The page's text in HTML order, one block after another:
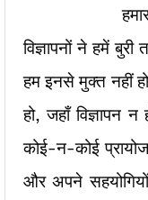
हमारा जीवन
विज्ञापनों ने हमें
हम इनसे मुक्त नहीं
हो, जहाँ विज्ञापन
कोई-न-कोई
और अपने